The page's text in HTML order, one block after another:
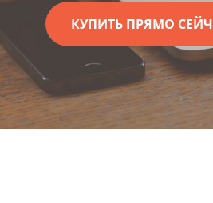
КУПИТЬ ПРЯМО